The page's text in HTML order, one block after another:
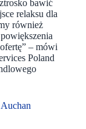
bawić
relaksu dla
również
– mówi
Poland